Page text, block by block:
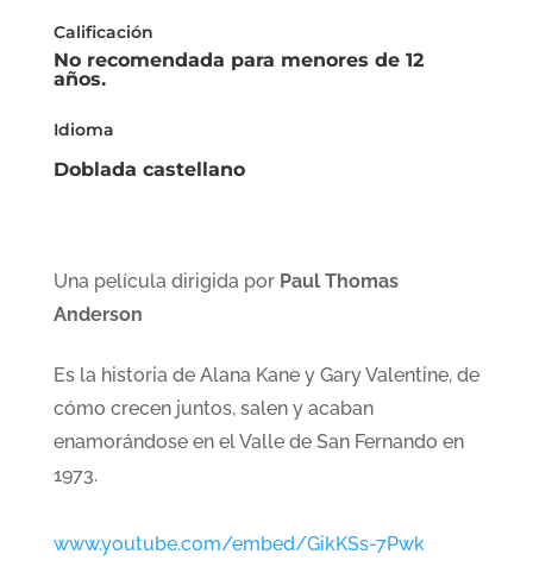
Calificación
No recomendada para menores de 12
años.
Idioma
Doblada castellano
Una película dirigida por Paul Thomas
Anderson
Es la historia de Alana Kane y Gary Valentine, de
cómo crecen juntos, salen y acaban
enamorándose en el Valle de San Fernando en
1973.
www.youtube.com/embed/GikKSs-7Pwk